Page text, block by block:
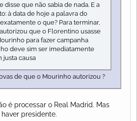
disse que não sabia de nada. E a
à data de hoje a palavra do
o que? Para terminar,
que o Florentino usasse
para fazer campanha
deve sim ser imediatamente
justa causa
de que o Mourinho autorizou ?
é processar o Real Madrid. Mas
presidente.